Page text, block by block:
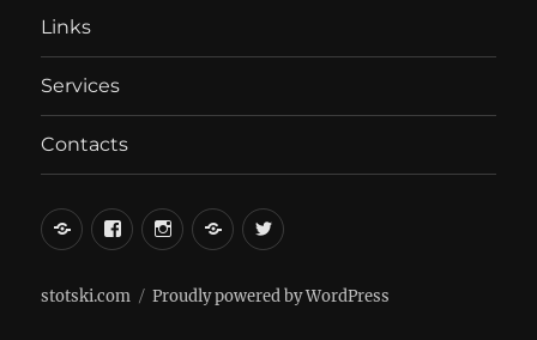
Links
Services
Contacts
вКонтакте
FacebookInstagramLiveJournal
Twitter
stotski.com Proudly powered by WordPress